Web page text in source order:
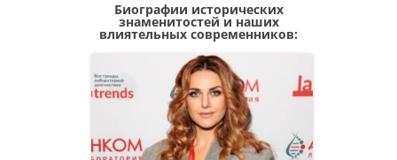
Биографии исторических
знаменитостей и наших
влиятельных современников: